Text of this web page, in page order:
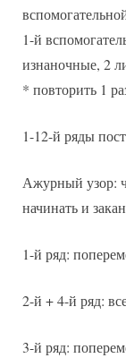
1-й
изнаночные, 2
* повторить 1
1-12-й ряды
Ажурный узор:
начинать и
1-й ряд:
2-й + 4-й ряд:
3-й ряд: